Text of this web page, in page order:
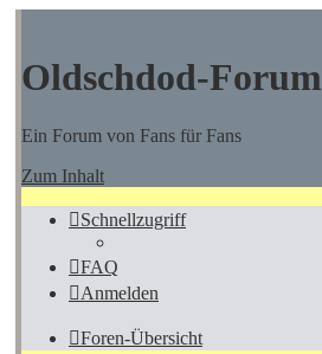
Oldschdod-Forum
Ein Forum von Fans für Fans
Zum Inhalt
Schnellzugriff
FAQ
Anmelden
Foren-Übersicht